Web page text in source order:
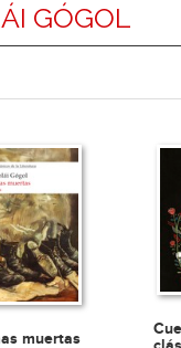
GÓGOL
muertas